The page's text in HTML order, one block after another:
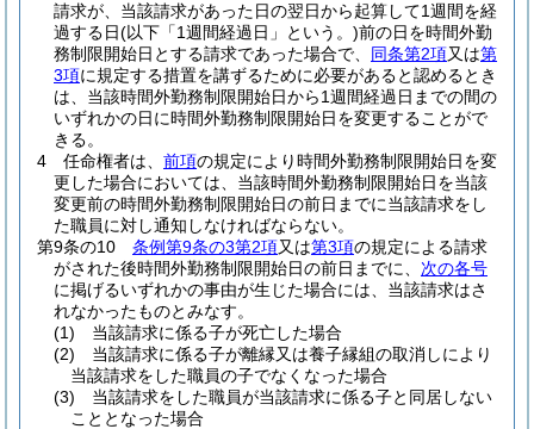
請求が、当該請求があった日の翌日から起算して1週間を経
過する日(以下「1週間経過日」という。)前の日を時間外勤
務制限開始日とする請求であった場合で、 同条第2項又は第
3項に規定する措置を講ずるために必要があると認めるとき
は、当該時間外勤務制限開始日から1週間経過日までの間の
いずれかの日に時間外勤務制限開始日を変更することがで
きる。
4
任命権者は、 前項の規定により時間外勤務制限開始日を変
更した場合においては、当該時間外勤務制限開始日を当該
変更前の時間外勤務制限開始日の前日までに当該請求をし
た職員に対し通知しなければならない。
第9条の10
条例第9条の3第2項又は第3項の規定による請求
がされた後時間外勤務制限開始日の前日までに、 次の各号
に掲げるいずれかの事由が生じた場合には、当該請求はさ
れなかったものとみなす。
(1)
当該請求に係る子が死亡した場合
(2)
当該請求に係る子が離縁又は養子縁組の取消しにより
当該請求をした職員の子でなくなった場合
(3)
当該請求をした職員が当該請求に係る子と同居しない
こととなった場合